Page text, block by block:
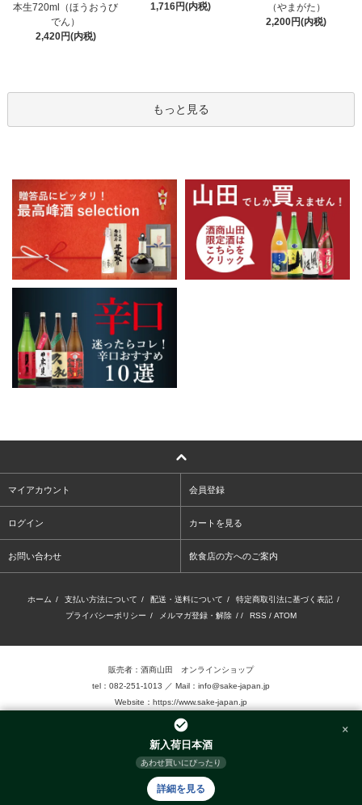
×
新入荷日本酒
あわせ買いにぴったり
詳細を見る
本生720ml（ほうおうび
でん）
2,420円(内税)
1,716円(内税)
（やまがた）
2,200円(内税)
もっと見る
マイアカウント 会員登録
ログイン カートを見る
お問い合わせ 飲食店の方へのご案内
ホーム / 支払い方法について / 配送・送料について / 特定商取引法に基づく表記 /
プライバシーポリシー / メルマガ登録・解除 / / RSS / ATOM
販売者：酒商山田 オンラインショップ
tel：082-251-1013 ／ Mail：info@sake-japan.jp
Website： https://www.sake-japan.jp
未成年者の飲酒は、法律で禁じられています。
当店では、20歳以上の年齢であることを確認 できない場合、お酒を販売致しません。
©2016.Sake-Show Yamada Inc. Allrights reserved.